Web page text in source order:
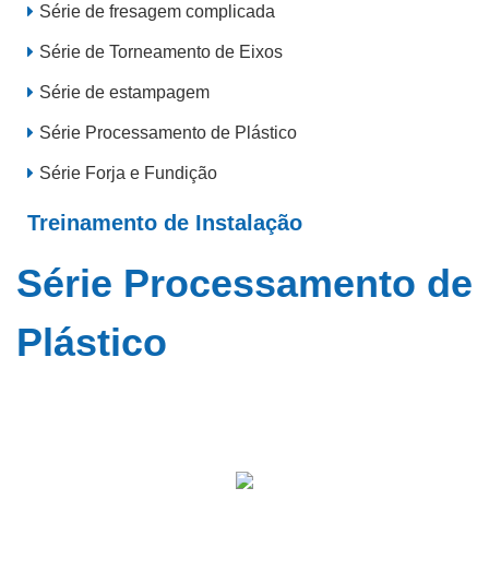
Série de fresagem complicada
Série de Torneamento de Eixos
Série de estampagem
Série Processamento de Plástico
Série Forja e Fundição
Treinamento de Instalação
Série Processamento de
Plástico